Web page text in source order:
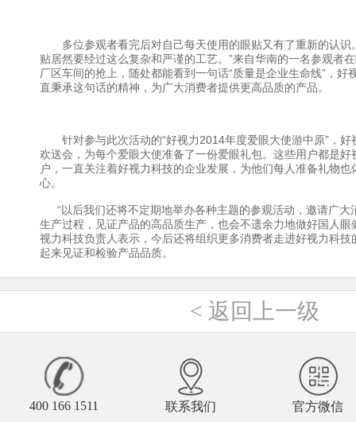
多位参观者看完后对自己每天使用的眼贴又有了重新的认识
贴居然要经过这么复杂和严谨的工艺。”来自华南的一名参观者
厂区车间的抢上，随处都能看到一句话“质量是企业生命线”，好
直秉承这句话的精神，为广大消费者提供更高品质的产品。
针对参与此次活动的“好视力2014年度爱眼大使游中原”，好
欢送会，为每个爱眼大使准备了一份爱眼礼包。这些用户都是好
户，一直关注着好视力科技的企业发展，为他们每人准备礼物
心。
“以后我们还将不定期地举办各种主题的参观活动，邀请广大
生产过程，见证产品的高品质生产，也会不遗余力地做好国人眼
视力科技负责人表示，今后还将组织更多消费者走进好视力科技
起来见证和检验产品品质。
< 返回上一级
400 166 1511 联系我们 官方微信